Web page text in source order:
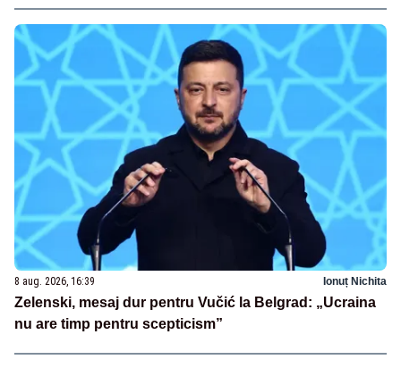
8 aug. 2026, 16:39 Ionuț Nichita
Zelenski, mesaj dur pentru Vučić la Belgrad: „Ucraina
nu are timp pentru scepticism”